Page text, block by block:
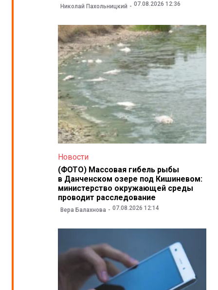
Николай Пахольницкий 07.08.2026 12:36
Новости
(ФОТО) Массовая гибель рыбы
в Данченском озере под Кишиневом:
министерство окружающей среды
проводит расследование
Вера Балахнова 07.08.2026 12:14